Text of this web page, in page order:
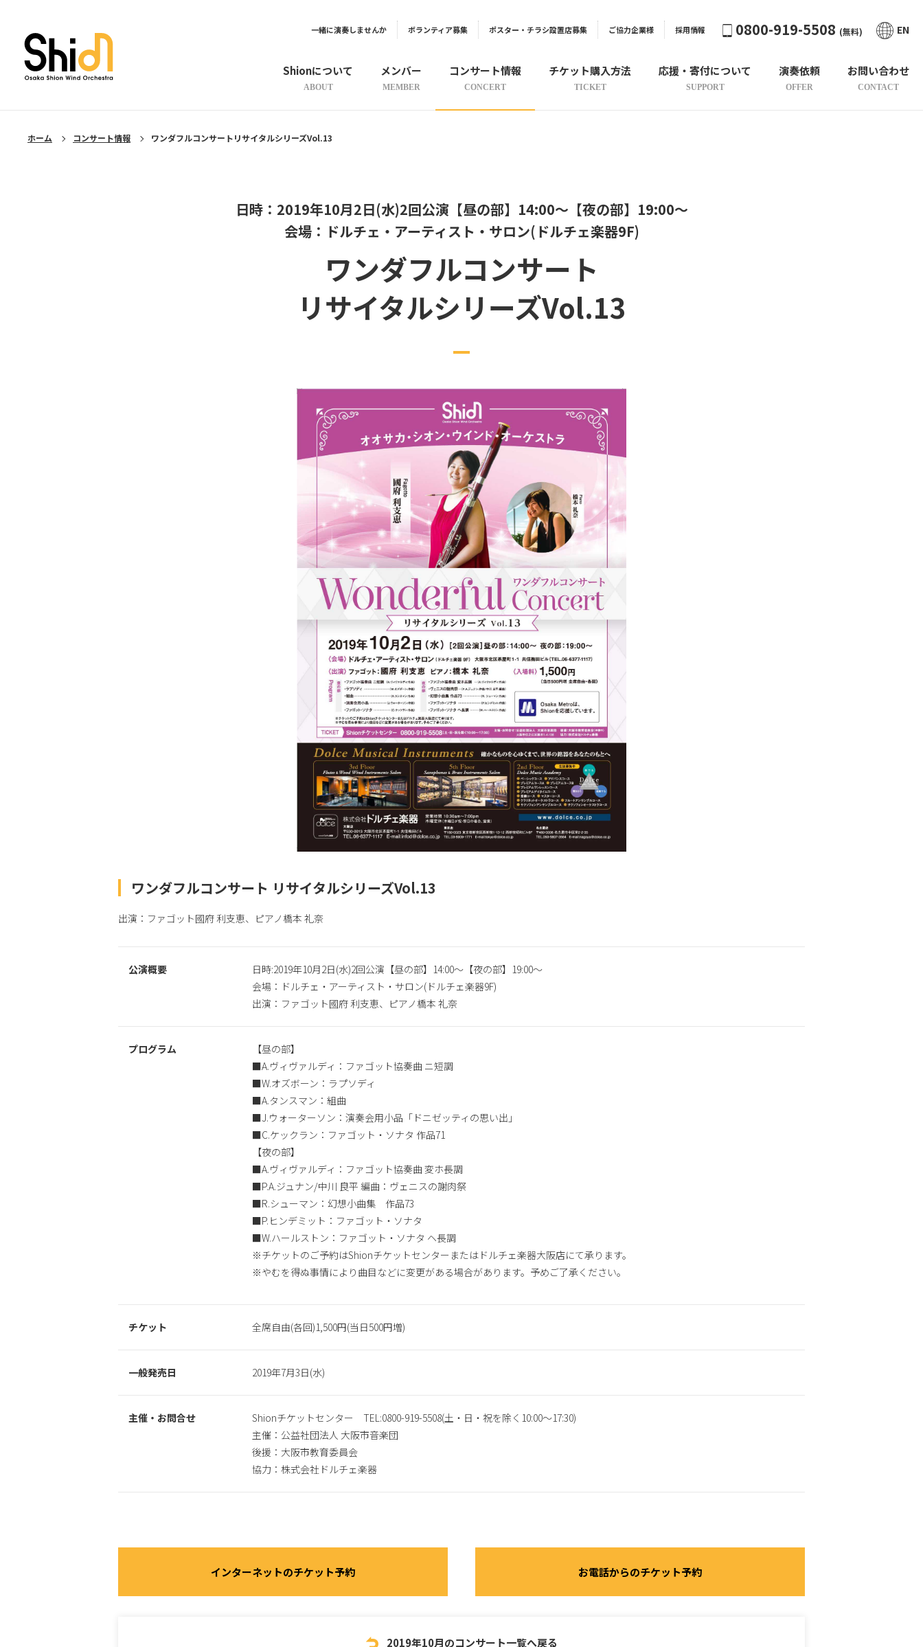
Shionについて
ABOUT
メンバー
MEMBER
コンサート情報
CONCERT
チケット購入方法
TICKET
応援・寄付について
SUPPORT
演奏依頼
OFFER
お問い合わせ
CONTACT
一緒に演奏しませんか ボランティア募集 ポスター・チラシ設置店募集 ご協力企業様 採用情報 0800-919-5508 (無料) EN
ホーム コンサート情報 ワンダフルコンサートリサイタルシリーズVol.13
日時：2019年10月2日(水)2回公演【昼の部】14:00〜【夜の部】19:00〜
会場：ドルチェ・アーティスト・サロン(ドルチェ楽器9F)
ワンダフルコンサート
リサイタルシリーズVol.13
ワンダフルコンサート リサイタルシリーズVol.13
出演：ファゴット國府 利支恵、ピアノ橋本 礼奈
公演概要
日時:2019年10月2日(水)2回公演【昼の部】14:00〜【夜の部】19:00〜
会場：ドルチェ・アーティスト・サロン(ドルチェ楽器9F)
出演：ファゴット國府 利支恵、ピアノ橋本 礼奈
プログラム
【昼の部】
■A.ヴィヴァルディ：ファゴット協奏曲 ニ短調
■W.オズボーン：ラプソディ
■A.タンスマン：組曲
■J.ウォーターソン：演奏会用小品「ドニゼッティの思い出」
■C.ケックラン：ファゴット・ソナタ 作品71
【夜の部】
■A.ヴィヴァルディ：ファゴット協奏曲 変ホ長調
■P.A.ジュナン/中川 良平 編曲：ヴェニスの謝肉祭
■R.シューマン：幻想小曲集 作品73
■P.ヒンデミット：ファゴット・ソナタ
■W.ハールストン：ファゴット・ソナタ ヘ長調
※チケットのご予約はShionチケットセンターまたはドルチェ楽器大阪店にて承ります。
※やむを得ぬ事情により曲目などに変更がある場合があります。予めご了承ください。
チケット 全席自由(各回)1,500円(当日500円増)
一般発売日 2019年7月3日(水)
主催・お問合せ
Shionチケットセンター TEL:0800-919-5508(土・日・祝を除く10:00〜17:30)
主催：公益社団法人 大阪市音楽団
後援：大阪市教育委員会
協力：株式会社ドルチェ楽器
インターネットのチケット予約 お電話からのチケット予約
2019年10月のコンサート一覧へ戻る